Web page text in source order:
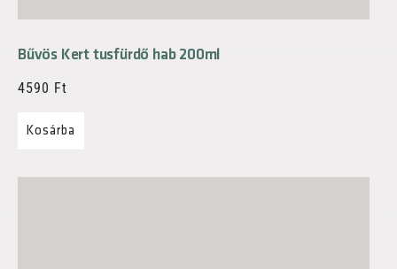
Bűvös Kert tusfürdő hab 200ml
4590 Ft
Kosárba